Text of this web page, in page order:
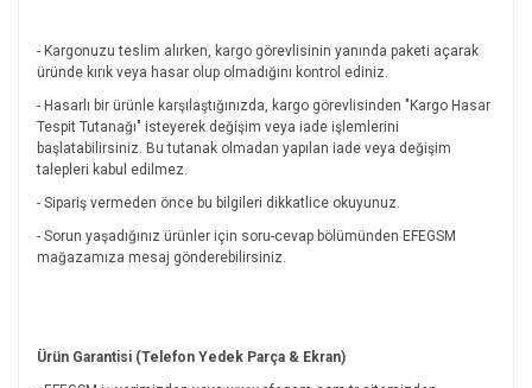
- Kargonuzu teslim alırken, kargo görevlisinin yanında paketi açarak
üründe kırık veya hasar olup olmadığını kontrol ediniz.
- Hasarlı bir ürünle karşılaştığınızda, kargo görevlisinden "Kargo Hasar
Tespit Tutanağı" isteyerek değişim veya iade işlemlerini
başlatabilirsiniz. Bu tutanak olmadan yapılan iade veya değişim
talepleri kabul edilmez.
- Sipariş vermeden önce bu bilgileri dikkatlice okuyunuz.
- Sorun yaşadığınız ürünler için soru-cevap bölümünden EFEGSM
mağazamıza mesaj gönderebilirsiniz.
Ürün Garantisi (Telefon Yedek Parça & Ekran)